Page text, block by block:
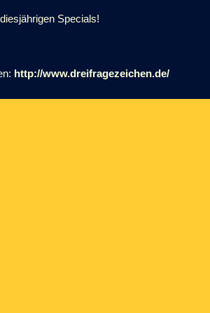
Specials!
http://www.dreifragezeichen.de/